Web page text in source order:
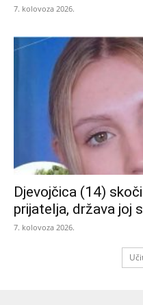
7. kolovoza 2026.
Djevojčica (14)
prijatelja, država joj
7. kolovoza 2026.